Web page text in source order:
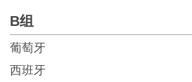
B组
葡萄牙
西班牙